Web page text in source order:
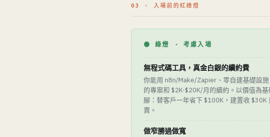
03 · 入場前的紅綠燈
🟢 綠燈 · 考慮入場
無程式碼工具，真金白銀的續約費
你能用 n8n/Make/Zapier、零自建基礎設
的專案和 $2K-$20K/月的續約。以價值為
腳：替客戶一年省下 $100K，建置收 $30K
賣。
做窄勝過做寬